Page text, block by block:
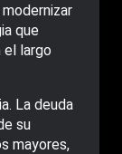
que
el largo
La deuda
su
mayores,